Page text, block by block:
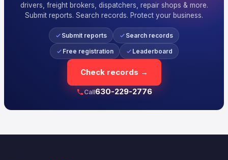
drivers, freight brokers, dispatchers, repair shops & more.
Submit reports. Search records. Protect your business.
Submit reports Search records
Free registration Leaderboard
Check records →
Call630-229-2776